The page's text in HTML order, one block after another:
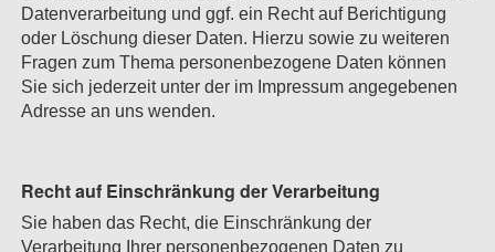
Datenverarbeitung und ggf. ein Recht auf Berichtigung
oder Löschung dieser Daten. Hierzu sowie zu weiteren
Fragen zum Thema personenbezogene Daten können
Sie sich jederzeit unter der im Impressum angegebenen
Adresse an uns wenden.
Recht auf Einschränkung der Verarbeitung
Sie haben das Recht, die Einschränkung der
Verarbeitung Ihrer personenbezogenen Daten zu